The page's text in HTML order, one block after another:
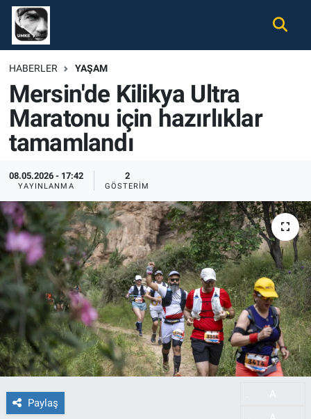
HABERLER YAŞAM
Mersin'de Kilikya Ultra
Maratonu için hazırlıklar
tamamlandı
08.05.2026 - 17:42
YAYINLANMA
2
GÖSTERIM
Paylaş
Gündem
Ekonomi
Spor
Tüm Haberler
İletişim
Künye
Nöbetçi Eczaneler
Hava Durumu
Namaz Vakitleri
Süper Lig Puan Durumu ve Fikstür
Tüm Manşetler
Son Dakika Haberleri
Haber Arşivi